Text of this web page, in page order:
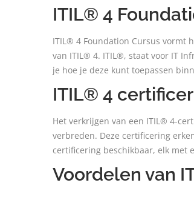
ITIL® 4
ITIL® 4 Foundation Cursus vormt
van ITIL® 4. ITIL®, staat voor IT
je hoe je deze kunt toepassen
ITIL® 4
Het verkrijgen van een ITIL® 4-
verbreden. Deze certificering
certificering beschikbaar, elk met
Voordelen van